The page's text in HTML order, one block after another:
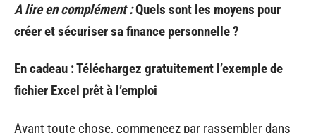
A lire en complément :Quels sont les moyens pour
créer et sécuriser sa finance personnelle ?
En cadeau : Téléchargez gratuitement l’exemple de
fichier Excel prêt à l’emploi
Avant toute chose, commencez par rassembler dans